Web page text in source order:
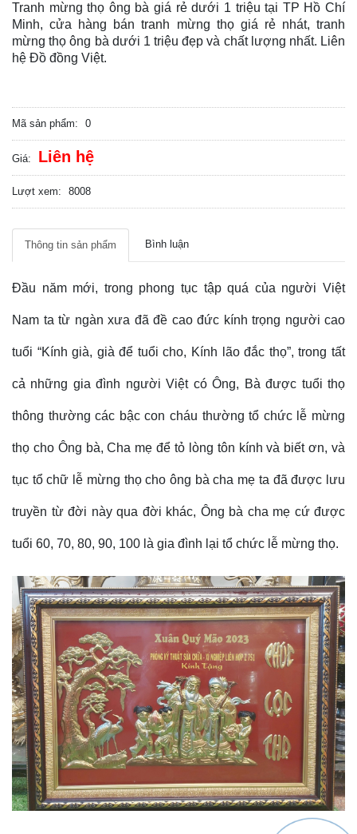
Tranh mừng thọ ông bà giá rẻ dưới 1 triệu tại TP Hồ Chí
Minh, cửa hàng bán tranh mừng thọ giá rẻ nhát, tranh
mừng thọ ông bà dưới 1 triệu đẹp và chất lượng nhất. Liên
hệ Đồ đồng Việt.
Mã sản phẩm: 0
Giá: Liên hệ
Lượt xem: 8008
Thông tin sản phẩm Bình luận
Đầu năm mới, trong phong tục tập quá của người Việt
Nam ta từ ngàn xưa đã đề cao đức kính trọng người cao
tuổi “Kính già, già để tuổi cho, Kính lão đắc thọ”, trong tất
cả những gia đình người Việt có Ông, Bà được tuổi thọ
thông thường các bậc con cháu thường tổ chức lễ mừng
thọ cho Ông bà, Cha mẹ để tỏ lòng tôn kính và biết ơn, và
tục tổ chữ lễ mừng thọ cho ông bà cha mẹ ta đã được lưu
truyền từ đời này qua đời khác, Ông bà cha mẹ cứ được
tuổi 60, 70, 80, 90, 100 là gia đình lại tổ chức lễ mừng thọ.